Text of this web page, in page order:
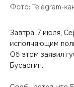
Фото: Telegram-
Завтра, 7 июля,
исполняющим
Об этом заявил
Бусаргин.